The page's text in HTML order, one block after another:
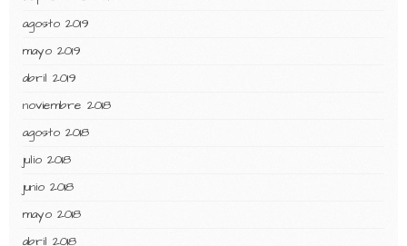
agosto 2019
mayo 2019
abril 2019
noviembre 2018
agosto 2018
julio 2018
junio 2018
mayo 2018
abril 2018